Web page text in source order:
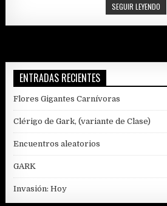
SEGUIR LEYENDO
(7)
ENTRADAS RECIENTES
Flores Gigantes Carnívoras
Clérigo de Gark, (variante de Clase)
Encuentros aleatorios
GARK
Invasión: Hoy